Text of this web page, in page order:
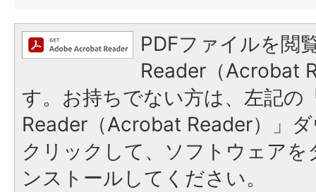
PDFファイルを閲
Reader（Acrobat
す。お持ちでない方は、左記の
Reader（Acrobat Reader）」
クリックして、ソフトウェア
ンストールしてください。